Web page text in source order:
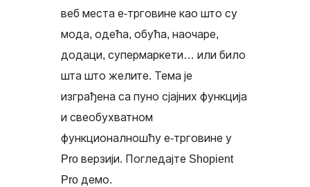
веб места е-трговине као што су
мода, одећа, обућа, наочаре,
додаци, супермаркети… или било
шта што желите. Тема је
изграђена са пуно сјајних функција
и свеобухватном
функционалношћу е-трговине у
Pro верзији. Погледајте Shopient
Pro демо.